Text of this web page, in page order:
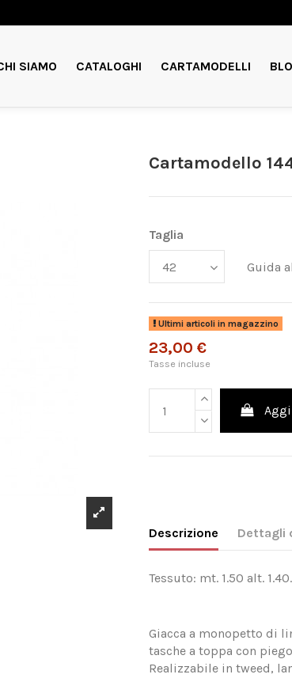
SIAMO CATALOGHI CARTAMODELLI
Cartamodello
Taglia
Guida
Ultimi articoli in magazzino
23,00 €
Tasse incluse
Descrizione Dettagli
Tessuto: mt. 1.50 alt. 1.40.
Giacca a monopetto di
tasche a toppa con
Realizzabile in tweed,